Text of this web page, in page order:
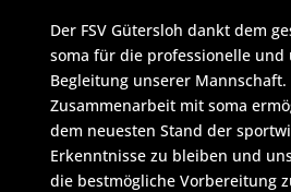
Der FSV Gütersloh dankt dem
soma für die professionelle und
Begleitung unserer Mannschaft.
Zusammenarbeit mit soma
dem neuesten Stand der
Erkenntnisse zu bleiben und
die bestmögliche Vorbereitung